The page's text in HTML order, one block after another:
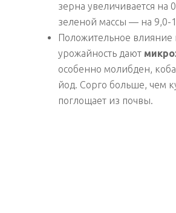
зерна увеличивается на
зеленой массы — на 9,0-
Положительное влияние
урожайность дают
особенно молибден,
йод. Сорго больше, чем
поглощает из почвы.